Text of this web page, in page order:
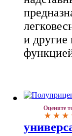
и другие
Оцените